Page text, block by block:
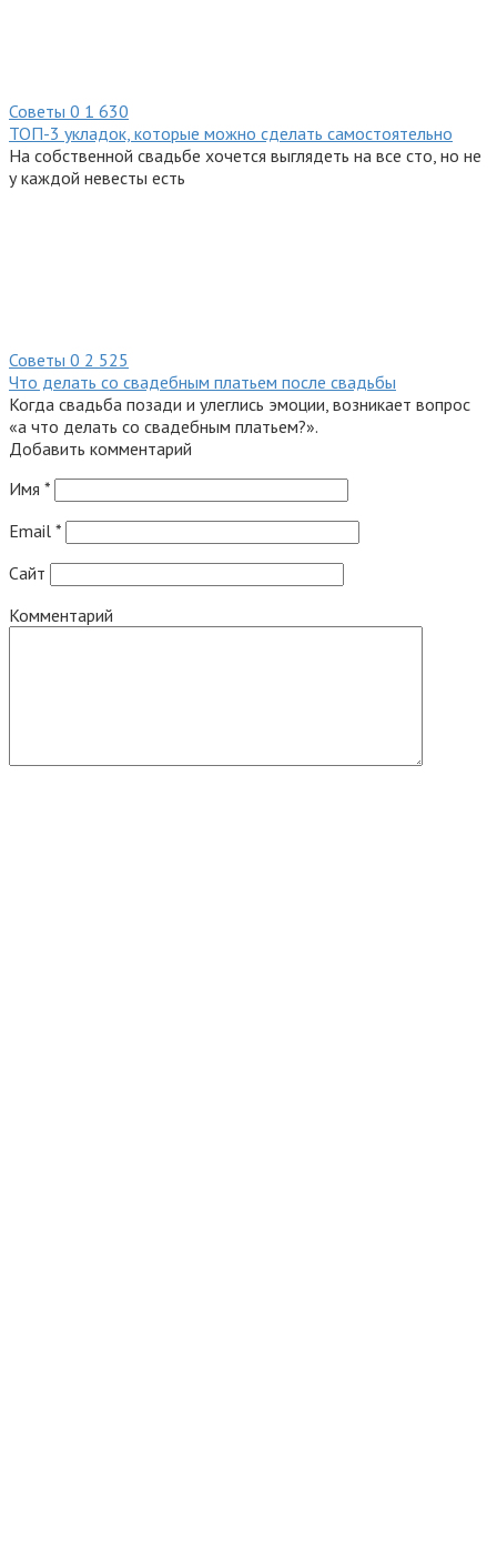
Советы 0 1 630
ТОП-3 укладок, которые можно сделать самостоятельно
На собственной свадьбе хочется выглядеть на все сто, но не
у каждой невесты есть
Советы 0 2 525
Что делать со свадебным платьем после свадьбы
Когда свадьба позади и улеглись эмоции, возникает вопрос
«а что делать со свадебным платьем?».
Добавить комментарий
Имя *
Email *
Сайт
Комментарий